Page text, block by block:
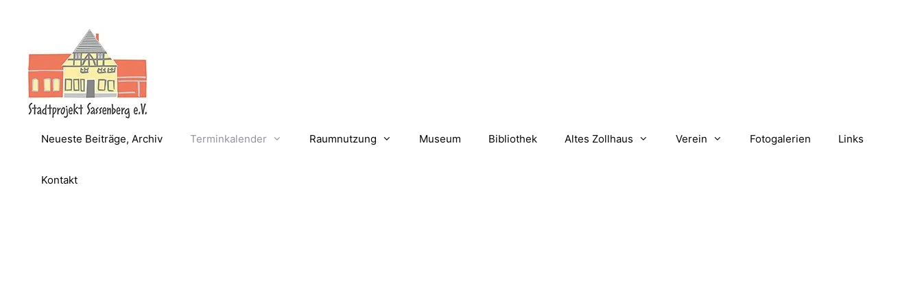
Neueste Beiträge, Archiv Terminkalender Raumnutzung Museum Bibliothek Altes Zollhaus Verein Fotogalerien Links
Kontakt